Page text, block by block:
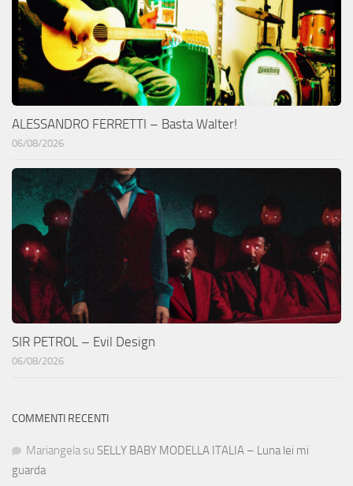
ALESSANDRO FERRETTI – Basta Walter!
06/08/2026
SIR PETROL – Evil Design
06/08/2026
COMMENTI RECENTI
Mariangela su SELLY BABY MODELLA ITALIA – Luna lei mi
guarda